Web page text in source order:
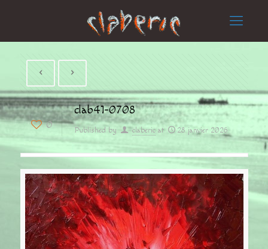
0
clab41-0708
Published by claberic at 28 janvier 2026